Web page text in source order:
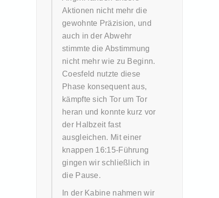
Aktionen nicht mehr die
gewohnte Präzision, und
auch in der Abwehr
stimmte die Abstimmung
nicht mehr wie zu Beginn.
Coesfeld nutzte diese
Phase konsequent aus,
kämpfte sich Tor um Tor
heran und konnte kurz vor
der Halbzeit fast
ausgleichen. Mit einer
knappen 16:15-Führung
gingen wir schließlich in
die Pause.
In der Kabine nahmen wir